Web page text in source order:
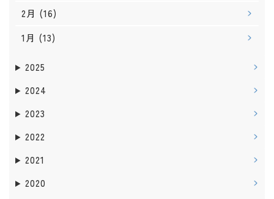
2月 (16)
1月 (13)
2025
2024
2023
2022
2021
2020